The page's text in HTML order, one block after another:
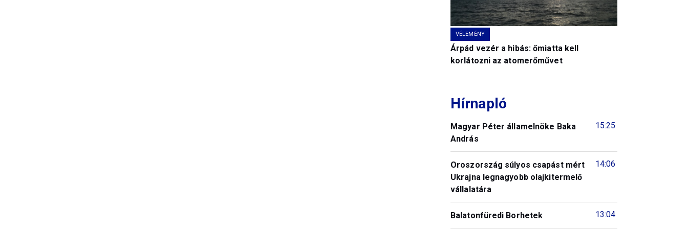
VÉLEMÉNY
Árpád vezér a hibás: őmiatta kell
korlátozni az atomerőművet
Hírnapló
15:25
Magyar Péter államelnöke Baka
András
14:06
Oroszország súlyos csapást mért
Ukrajna legnagyobb olajkitermelő
vállalatára
13:04
Balatonfüredi Borhetek